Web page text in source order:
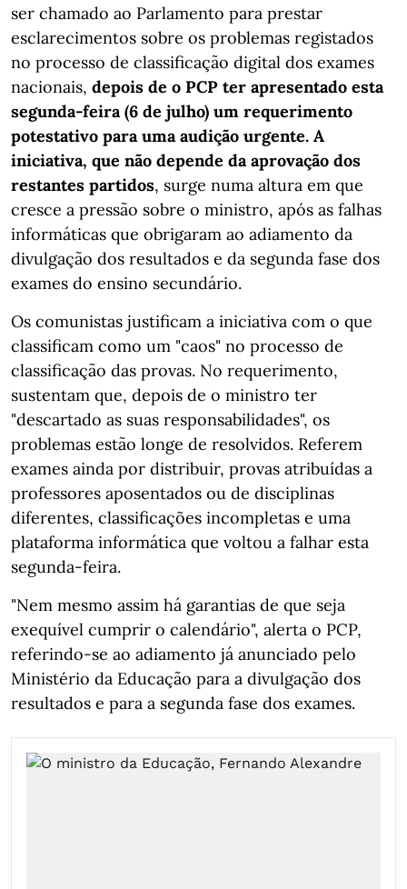
ser chamado ao Parlamento para prestar
esclarecimentos sobre os problemas registados
no processo de classificação digital dos exames
nacionais, depois de o PCP ter apresentado esta
segunda-feira (6 de julho) um requerimento
potestativo para uma audição urgente. A
iniciativa, que não depende da aprovação dos
restantes partidos, surge numa altura em que
cresce a pressão sobre o ministro, após as falhas
informáticas que obrigaram ao adiamento da
divulgação dos resultados e da segunda fase dos
exames do ensino secundário.
Os comunistas justificam a iniciativa com o que
classificam como um "caos" no processo de
classificação das provas. No requerimento,
sustentam que, depois de o ministro ter
"descartado as suas responsabilidades", os
problemas estão longe de resolvidos. Referem
exames ainda por distribuir, provas atribuídas a
professores aposentados ou de disciplinas
diferentes, classificações incompletas e uma
plataforma informática que voltou a falhar esta
segunda-feira.
"Nem mesmo assim há garantias de que seja
exequível cumprir o calendário", alerta o PCP,
referindo-se ao adiamento já anunciado pelo
Ministério da Educação para a divulgação dos
resultados e para a segunda fase dos exames.